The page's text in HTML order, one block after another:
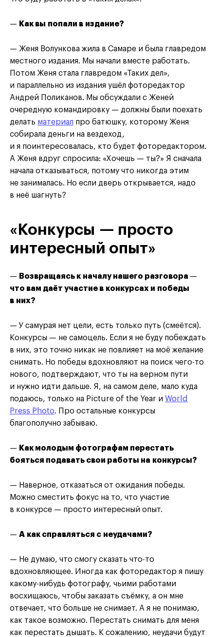
— Как вы попали в издание?
— Женя Волункова жила в Самаре и была главредом
местного издания. Мы начали вместе работать.
Потом Женя стала главредом «Таких дел»,
и параллельно из издания ушёл фоторедактор
Андрей Поликанов. Мы обсуждали с Женей
очередную командировку — должны были поехать
делать материал про батюшку, которому Женя
собирала деньги на вездеход,
и я поинтересовалась, кто будет фоторедактором.
А Женя вдруг спросила: «Хочешь — ты?» Я сначала
начала отказываться, потому что никогда этим
не занималась. Но если дверь открывается, надо
в неё шагнуть?
«Конкурсы — просто
интересный опыт»
— Возвращаясь к началу нашего разговора —
что вам даёт участие в конкурсах и победы
в них?
— У самурая нет цели, есть только путь (смеётся).
Конкурсы — не самоцель. Если я не буду побеждать
в них, это точно никак не повлияет на моё желание
снимать. Но победы вдохновляют на поиск чего-то
нового, подтверждают, что ты на верном пути
и нужно идти дальше. Я, на самом деле, мало куда
подаюсь, только на Picture of the Year и World
Press Photo. Про остальные конкурсы
благополучно забываю.
— Как молодым фотографам перестать
бояться подавать свои работы на конкурсы?
— Наверное, отказаться от ожидания победы.
Можно сместить фокус на то, что участие
в конкурсе — просто интересный опыт.
— А как справляться с неудачами?
— Не думаю, что смогу сказать что-то
вдохновляющее. Иногда как фоторедактор я пишу
какому-нибудь фотографу, чьими работами
восхищаюсь, чтобы заказать съёмку, а он мне
отвечает, что больше не снимает. А я не понимаю,
как такое возможно. Перестать снимать для меня
как перестать дышать. К сожалению, неудачи будут